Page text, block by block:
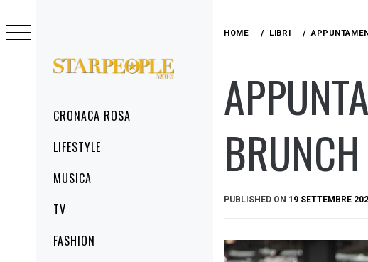
STARPEOPLENEWS
MenuCRONACA ROSA
LIFESTYLE
MUSICA
TV
FASHION
to
content
HOME LIBRI
PUBLISHED ON 19 SETTEMBRE